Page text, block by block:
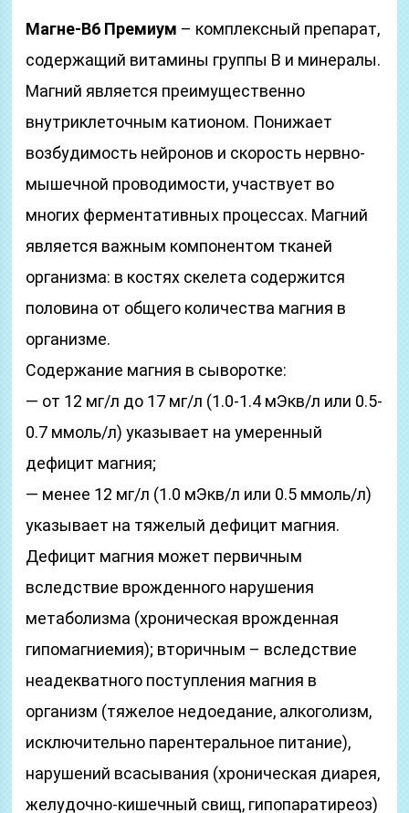
Магне-В6 Премиум – комплексный препарат,
содержащий витамины группы В и минералы.
Магний является преимущественно
внутриклеточным катионом. Понижает
возбудимость нейронов и скорость нервно-
мышечной проводимости, участвует во
многих ферментативных процессах. Магний
является важным компонентом тканей
организма: в костях скелета содержится
половина от общего количества магния в
организме.
Содержание магния в сыворотке:
— от 12 мг/л до 17 мг/л (1.0-1.4 мЭкв/л или 0.5-
0.7 ммоль/л) указывает на умеренный
дефицит магния;
— менее 12 мг/л (1.0 мЭкв/л или 0.5 ммоль/л)
указывает на тяжелый дефицит магния.
Дефицит магния может первичным
вследствие врожденного нарушения
метаболизма (хроническая врожденная
гипомагниемия); вторичным – вследствие
неадекватного поступления магния в
организм (тяжелое недоедание, алкоголизм,
исключительно парентеральное питание),
нарушений всасывания (хроническая диарея,
желудочно-кишечный свищ, гипопаратиреоз)